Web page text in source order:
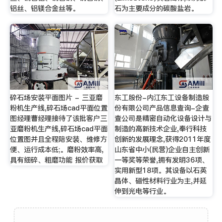
铝丝、铝镁合金丝等。
石为主要成分的碳酸盐岩。
碎石场安装平面图片 - 三亚磨
粉机生产线,碎石场cad平面位置
图经理曹经理接待了该批客户三
亚磨粉机生产线,碎石场cad平面
位置图并且全程陪安装、维修方
便、运行成本低;。磨粉效率高,
具有细碎、粗磨功能 报价获取
东工股份-内江东工设备制造股
份有限公司产品信息查询-企查
查公司是精密自动化设备设计与
制造的高新技术企业,奉行科技
创新的发展理念,获得2011年度
山东省中小(民营)企业自主创新
一等奖等荣誉,拥有发明36项、
实用新型18项。其设备以石英
晶体、磁性材料行业为主,并延
伸到光电等行业。